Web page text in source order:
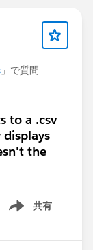
」で質問
to a .csv
the
共有
Show menu